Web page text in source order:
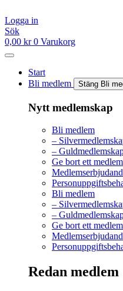
till
innehåll
Logga in
Sök
0,00 kr 0 Varukorg
Start
Bli medlem
Stäng Bli
Nytt medlemskap
Bli medlem
–
–
Ge bort ett
Bli medlem
–
–
Ge bort ett
Redan medlem